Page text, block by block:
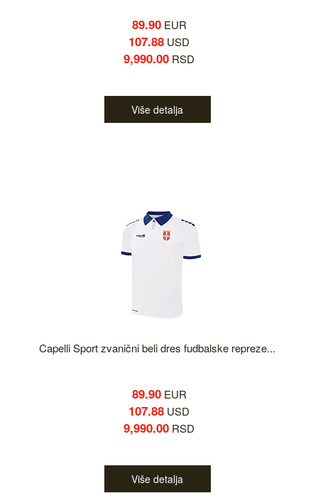
89.90EUR
107.88 USD
9,990.00 RSD
Više detalja
Capelli Sport zvanični beli dres fudbalske repreze...
89.90EUR
107.88 USD
9,990.00 RSD
Više detalja